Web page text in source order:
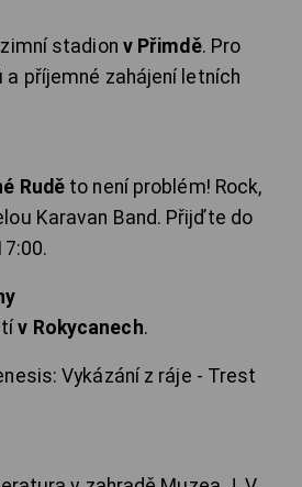
stadion v Přimdě. Pro
příjemné zahájení letních
Rudě to není problém! Rock,
Karavan Band. Přijďte do
v Rokycanech.
Vykázání z ráje - Trest